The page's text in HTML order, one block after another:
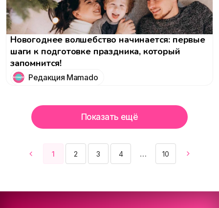
Новогоднее волшебство начинается: первые
шаги к подготовке праздника, который
запомнится!
Редакция Mamado
1 2 3 4 10
Показать ещё